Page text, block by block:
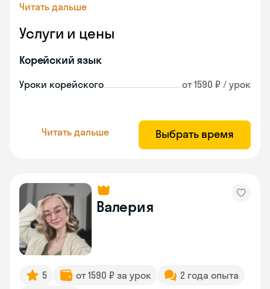
Читать дальше
Услуги и цены
Корейский язык
Уроки корейского от 1590 ₽ / урок
Читать дальше Выбрать время
Валерия
5 от 1590 ₽ за урок
2 года опыта